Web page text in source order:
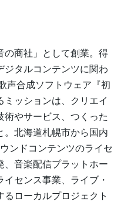
の商社」として創業。得
ジタルコンテンツに関わ
声合成ソフトウェア『初
ッションは、クリエイ
術やサービス、つくった
。北海道札幌市から国内
ンドコンテンツのライセ
、音楽配信プラットホー
センス事業、ライブ・
ローカルプロジェクト